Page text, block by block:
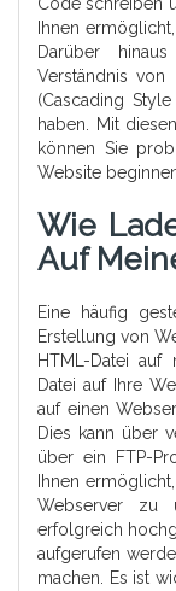
Ihnen
Darüber
Verständnis von
(Cascading
haben. Mit
können Sie
Website
Wie
Auf
Eine häufig
Erstellung von
HTML-Datei
Datei auf Ihre
auf einen
Dies kann über
über ein FTP-
Ihnen
Webserver zu
erfolgreich
aufgerufen
machen. Es ist